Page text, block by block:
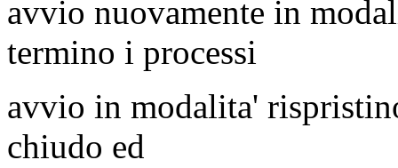
avvio nuovamente in
termino i processi
avvio in modalita'
chiudo ed